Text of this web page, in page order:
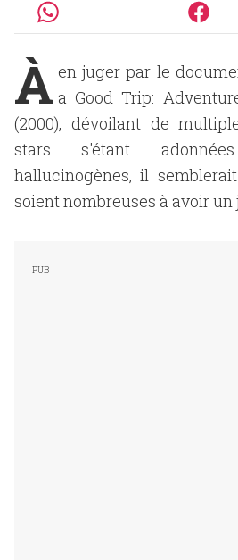
À en juger par le
a Good Trip:
(2000), dévoilant de
stars s'étant
hallucinogènes, il
soient nombreuses à avoir un